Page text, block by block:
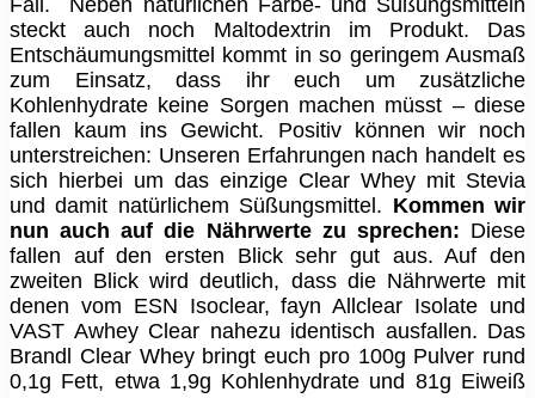
steckt auch noch Maltodextrin im Produkt. Das
Entschäumungsmittel kommt in so geringem Ausmaß
zum Einsatz, dass ihr euch um zusätzliche
Kohlenhydrate keine Sorgen machen müsst – diese
fallen kaum ins Gewicht. Positiv können wir noch
unterstreichen: Unseren Erfahrungen nach handelt es
sich hierbei um das einzige Clear Whey mit Stevia
und damit natürlichem Süßungsmittel. Kommen wir
nun auch auf die Nährwerte zu sprechen: Diese
fallen auf den ersten Blick sehr gut aus. Auf den
zweiten Blick wird deutlich, dass die Nährwerte mit
denen vom ESN Isoclear, fayn Allclear Isolate und
VAST Awhey Clear nahezu identisch ausfallen. Das
Brandl Clear Whey bringt euch pro 100g Pulver rund
0,1g Fett, etwa 1,9g Kohlenhydrate und 81g Eiweiß